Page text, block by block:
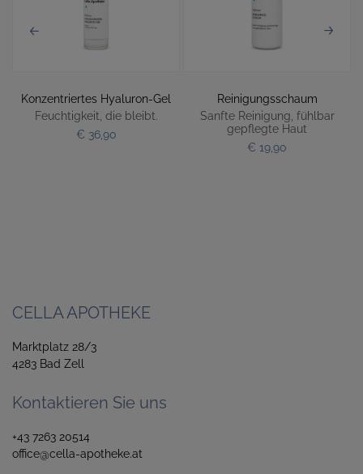
Konzentriertes Hyaluron-Gel
Feuchtigkeit, die bleibt.
€ 36,90
Reinigungsschaum
Sanfte Reinigung, fühlbar
gepflegte Haut
€ 19,90
CELLA APOTHEKE
Marktplatz 28/3
4283 Bad Zell
Kontaktieren Sie uns
+43 7263 20514
office@cella-apotheke.at